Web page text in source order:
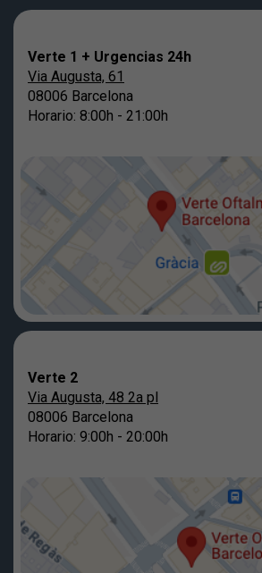
Verte 1 + Urgencias 24h
Via Augusta, 61
08006 Barcelona
Horario: 8:00h - 21:00h
Verte 2
Via Augusta, 48 2a pl
08006 Barcelona
Horario: 9:00h - 20:00h